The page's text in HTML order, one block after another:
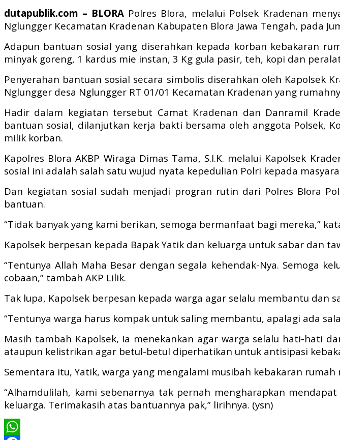
dutapublik.com – BLORA Polres Blora, melalui Polsek Kradenan
Nglungger Kecamatan Kradenan Kabupaten Blora Jawa Tengah, pada
Adapun bantuan sosial yang diserahkan kepada korban kebakaran
minyak goreng, 1 kardus mie instan, 3 Kg gula pasir, teh, kopi dan
Penyerahan bantuan sosial secara simbolis diserahkan oleh Kapolsek
Nglungger desa Nglungger RT 01/01 Kecamatan Kradenan yang
Hadir dalam kegiatan tersebut Camat Kradenan dan Danramil
bantuan sosial, dilanjutkan kerja bakti bersama oleh anggota Polsek,
milik korban.
Kapolres Blora AKBP Wiraga Dimas Tama, S.I.K. melalui Kapolsek
sosial ini adalah salah satu wujud nyata kepedulian Polri kepada
Dan kegiatan sosial sudah menjadi progran rutin dari Polres Blora
bantuan.
“Tidak banyak yang kami berikan, semoga bermanfaat bagi mereka,”
Kapolsek berpesan kepada Bapak Yatik dan keluarga untuk sabar dan
“Tentunya Allah Maha Besar dengan segala kehendak-Nya. Semoga
cobaan,” tambah AKP Lilik.
Tak lupa, Kapolsek berpesan kepada warga agar selalu membantu
“Tentunya warga harus kompak untuk saling membantu, apalagi ada
Masih tambah Kapolsek, Ia menekankan agar warga selalu hati-hati
ataupun kelistrikan agar betul-betul diperhatikan untuk antisipasi
Sementara itu, Yatik, warga yang mengalami musibah kebakaran
“Alhamdulilah, kami sebenarnya tak pernah mengharapkan
keluarga. Terimakasih atas bantuannya pak,” lirihnya. (ysn)